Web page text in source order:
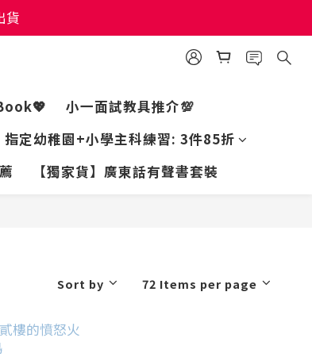
貨
貨
小一面試教具推介💯
指定幼稚園+小學主科練習: 3件85折
【獨家貨】廣東話有聲書套裝
Sort by 72 Items per page